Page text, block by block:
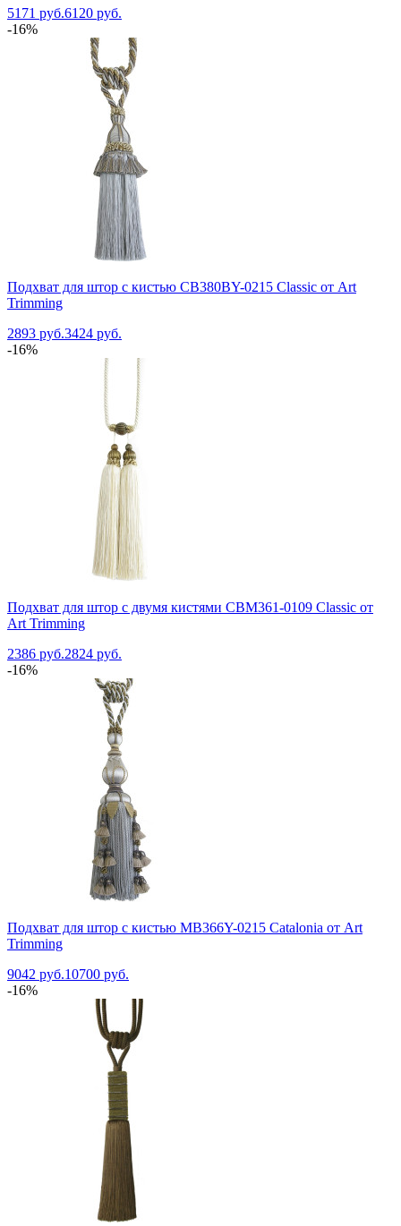
5171 руб.6120 руб.
-16%
Подхват для штор с кистью CB380BY-0215 Classic от Art
Trimming
2893 руб.3424 руб.
-16%
Подхват для штор с двумя кистями CBM361-0109 Classic от
Art Trimming
2386 руб.2824 руб.
-16%
Подхват для штор с кистью MB366Y-0215 Catalonia от Art
Trimming
9042 руб.10700 руб.
-16%